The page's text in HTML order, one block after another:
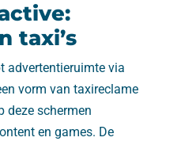
taxi’s
advertentieruimte via
vorm van taxireclame
deze schermen
en games. De